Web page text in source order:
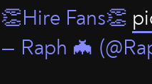
👏Hire Fans👏
— Raph 🦇